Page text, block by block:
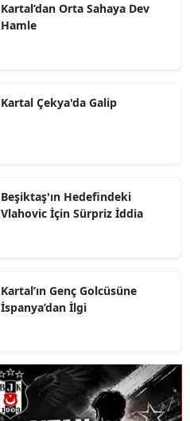
Kartal’dan Orta Sahaya Dev
Hamle
Kartal Çekya'da Galip
Beşiktaş'ın Hedefindeki
Vlahovic İçin Sürpriz İddia
Kartal’ın Genç Golcüsüne
İspanya’dan İlgi